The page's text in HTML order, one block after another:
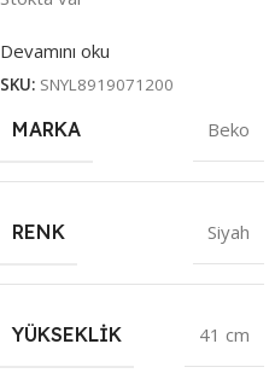
Devamını oku
SKU: SNYL8919071200
MARKA Beko
RENK Siyah
YÜKSEKLIK 41 cm